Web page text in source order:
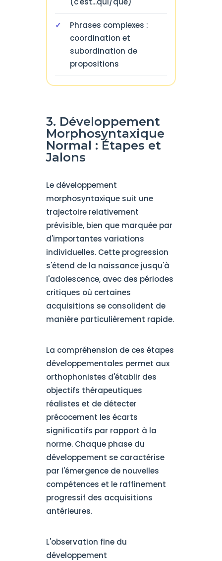
Phrases complexes :
coordination et
subordination de
propositions
3. Développement
Morphosyntaxique
Normal : Étapes et
Jalons
Le développement
morphosyntaxique suit une
trajectoire relativement
prévisible, bien que marquée par
d'importantes variations
individuelles. Cette progression
s'étend de la naissance jusqu'à
l'adolescence, avec des périodes
critiques où certaines
acquisitions se consolident de
manière particulièrement rapide.
La compréhension de ces étapes
développementales permet aux
orthophonistes d'établir des
objectifs thérapeutiques
réalistes et de détecter
précocement les écarts
significatifs par rapport à la
norme. Chaque phase du
développement se caractérise
par l'émergence de nouvelles
compétences et le raffinement
progressif des acquisitions
antérieures.
L'observation fine du
développement